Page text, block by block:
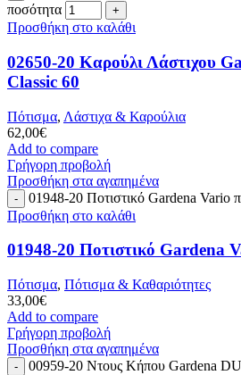
ποσότητα
Προσθήκη στο καλάθι
02650-20 Καρούλι Λάστιχου
Classic 60
Πότισμα, Λάστιχα & Καρούλια
62,00€
Add to compare
Γρήγορη προβολή
Προσθήκη στα αγαπημένα
01948-20 Ποτιστικό Gardena Vario
Προσθήκη στο καλάθι
01948-20 Ποτιστικό Gardena
Πότισμα, Πότισμα & Καθαριότητες
33,00€
Add to compare
Γρήγορη προβολή
Προσθήκη στα αγαπημένα
00959-20 Ντους Κήπου Gardena